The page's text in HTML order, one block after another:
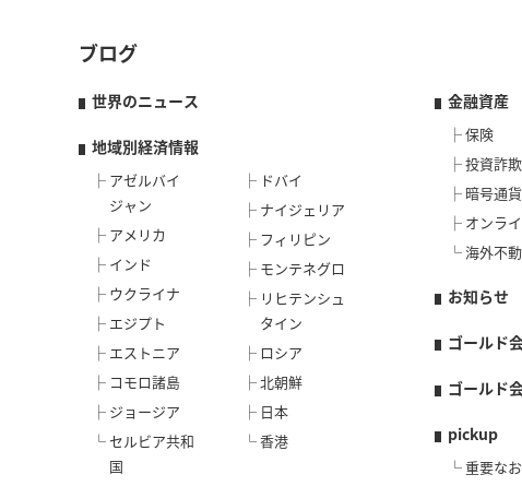
ブログ
世界のニュース
地域別経済情報
アゼルバイ
ジャン
アメリカ
インド
ウクライナ
エジプト
エストニア
コモロ諸島
ジョージア
セルビア共和
国
ドバイ
ナイジェリア
フィリピン
モンテネグロ
リヒテンシュ
タイン
ロシア
北朝鮮
日本
香港
金融資産
保険
投資詐欺
暗号通貨
オンラ
海外不
お知らせ
ゴールド
ゴールド
pickup
重要な